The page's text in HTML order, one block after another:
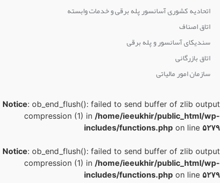
اتحادیه کشوری آسانسور پله برقی و خدمات وابسته
اتاق اصناف
سندیکای آسانسور و پله برقی
اتاق بازرگانی
سازمان امور مالیاتی
Notice : ob_end_flush(): failed to send buffer of zlib
compression (1) in/home/ieeukhir/public_html/
includes/functions.phpon line
Notice : ob_end_flush(): failed to send buffer of zlib
compression (1) in/home/ieeukhir/public_html/
includes/functions.phpon line